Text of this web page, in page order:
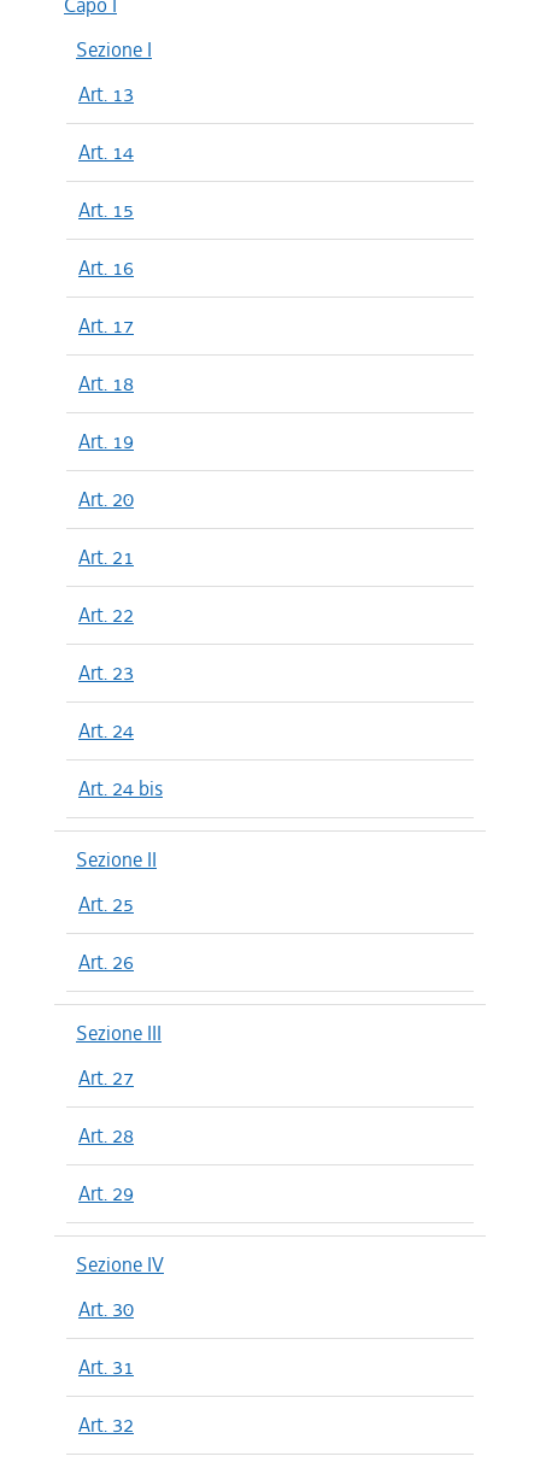
Sezione I
Art. 13
Art. 14
Art. 15
Art. 16
Art. 17
Art. 18
Art. 19
Art. 20
Art. 21
Art. 22
Art. 23
Art. 24
Art. 24 bis
Sezione II
Art. 25
Art. 26
Sezione III
Art. 27
Art. 28
Art. 29
Sezione IV
Art. 30
Art. 31
Art. 32